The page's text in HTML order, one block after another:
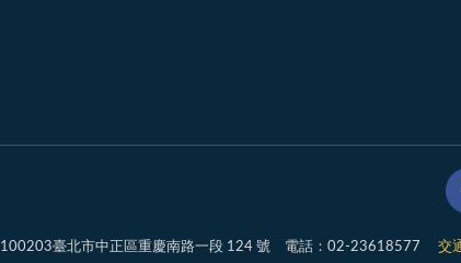
100203臺北市中正區重慶南路一段 124 號 電話：02-23618577 交